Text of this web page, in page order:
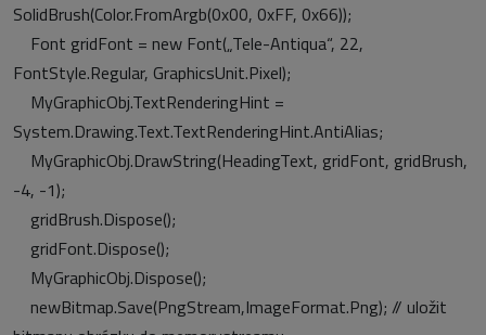
SolidBrush(Color.FromArgb(0x00, 0xFF, 0x66));
Font gridFont = new Font(„Tele-Antiqua“, 22,
FontStyle.Regular, GraphicsUnit.Pixel);
MyGraphicObj.TextRenderingHint =
System.Drawing.Text.TextRenderingHint.AntiAlias;
MyGraphicObj.DrawString(HeadingText, gridFont, gridBrush,
-4, -1);
gridBrush.Dispose();
gridFont.Dispose();
MyGraphicObj.Dispose();
newBitmap.Save(PngStream,ImageFormat.Png); // uložit